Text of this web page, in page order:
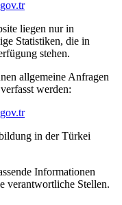
liegen nur in
Statistiken, die in
stehen.
allgemeine Anfragen
werden:
in der Türkei
Informationen
verantwortliche Stellen.